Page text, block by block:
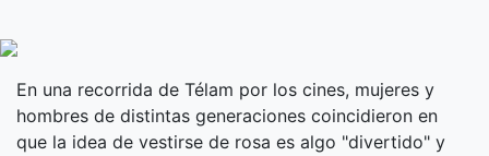
En una recorrida de Télam por los cines, mujeres y
hombres de distintas generaciones coincidieron en
que la idea de vestirse de rosa es algo "divertido" y